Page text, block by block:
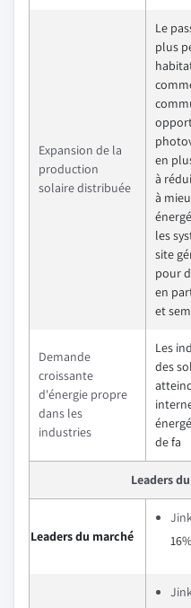
Expansion de la
production
solaire distribuée
Le
plus
en
à
à
les
site
pour
en
et
Demande
croissante
d'énergie propre
dans les
industries
Les
des
de fa
Leaders
Leaders du marché